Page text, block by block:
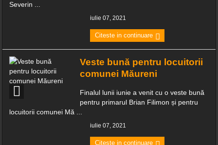
Severin ...
iulie 07, 2021
Citeste in continuare
Veste bună pentru locuitorii
comunei Măureni
Finalul lunii iunie a venit cu o veste bună
pentru primarul Brian Filimon și pentru
locuitorii comunei Mă ...
iulie 07, 2021
Citeste in continuare